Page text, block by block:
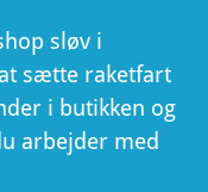
sløv i
sætte raketfart
i butikken og
arbejder med